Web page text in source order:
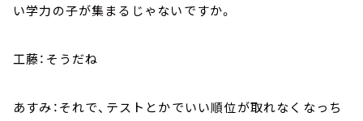
い学力の子が集まるじゃないですか。
工藤：そうだね
あすみ：それで、テストとかでいい順位が取れなくなっち